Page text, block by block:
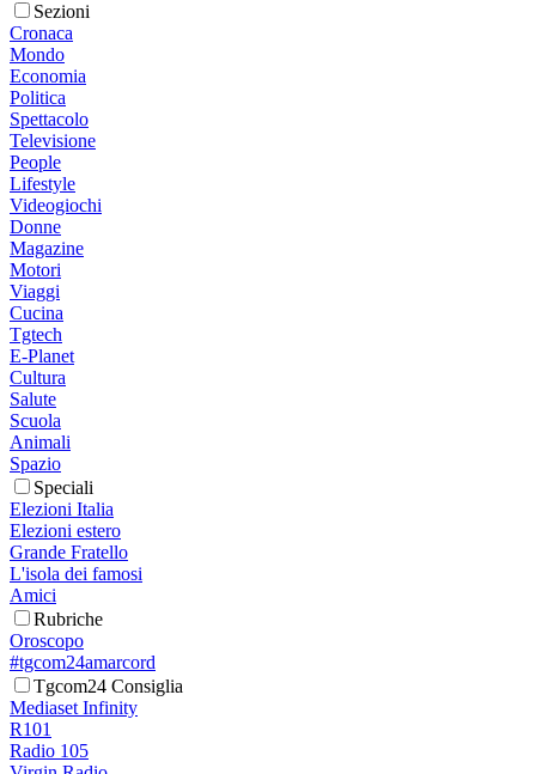
Sezioni
Cronaca
Mondo
Economia
Politica
Spettacolo
Televisione
People
Lifestyle
Videogiochi
Donne
Magazine
Motori
Viaggi
Cucina
Tgtech
E-Planet
Cultura
Salute
Scuola
Animali
Spazio
Speciali
Elezioni Italia
Elezioni estero
Grande Fratello
L'isola dei famosi
Amici
Rubriche
Oroscopo
#tgcom24amarcord
Tgcom24 Consiglia
Mediaset Infinity
R101
Radio 105